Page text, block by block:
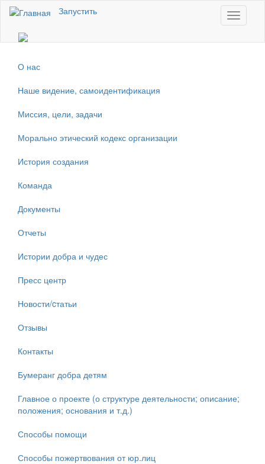
Перейти к основному содержанию
Запустить
Toggle
О нас
Наше видение, самоидентификация
Миссия, цели, задачи
Морально этический кодекс организации
История создания
Команда
Документы
Отчеты
Истории добра и чудес
Пресс центр
Новости/cтатьи
Отзывы
Контакты
Бумеранг добра детям
Главное о проекте (о структуре деятельности; описание;
положения; основания и т.д.)
Способы помощи
Способы пожертвования от юр.лиц